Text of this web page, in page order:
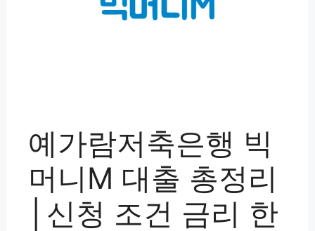
예가람저축은행 빅
머니M 대출 총정리
│신청 조건 금리 한